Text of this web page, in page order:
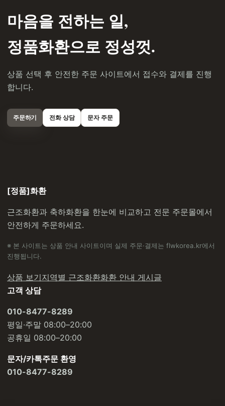
마음을 전하는 일,
정품화환으로 정성껏.
상품 선택 후 안전한 주문 사이트에서 접수와 결제를 진행
합니다.
주문하기 전화 상담 문자 주문
[정품]화환
근조화환과 축하화환을 한눈에 비교하고 전문 주문몰에서
안전하게 주문하세요.
※ 본 사이트는 상품 안내 사이트이며 실제 주문·결제는 flwkorea.kr에서
진행됩니다.
상품 보기지역별 근조화환화환 안내 게시글
고객 상담
010-8477-8289
평일·주말 08:00–20:00
공휴일 08:00–20:00
문자/카톡주문 환영
010-8477-8289